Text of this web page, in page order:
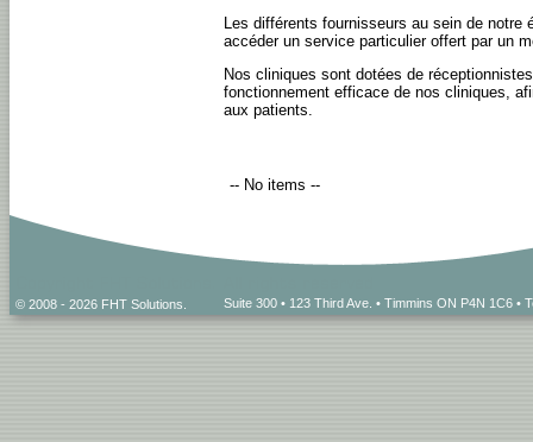
Les différents fournisseurs au sein de
accéder un service particulier offert par un
Nos cliniques sont dotées de
fonctionnement efficace de nos cliniques,
aux patients.
-- No items --
© 2008 - 2026 FHT Solutions. Suite 300 • 123 Third Ave. • Timmins ON P4N 1C6 •